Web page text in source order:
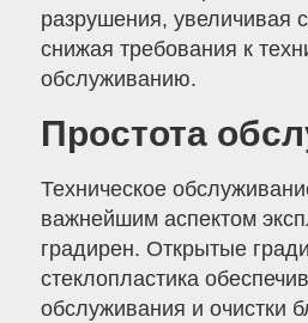
разрушения, увеличивая
снижая требования к
обслуживанию.
Простота
Техническое
важнейшим аспектом
градирен. Открытые
стеклопластика
обслуживания и очистки